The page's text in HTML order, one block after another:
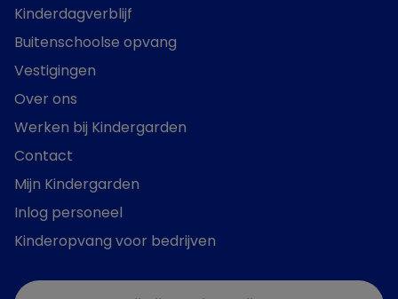
Kinderdagverblijf
Buitenschoolse opvang
Vestigingen
Over ons
Werken bij Kindergarden
Contact
Mijn Kindergarden
Inlog personeel
Kinderopvang voor bedrijven